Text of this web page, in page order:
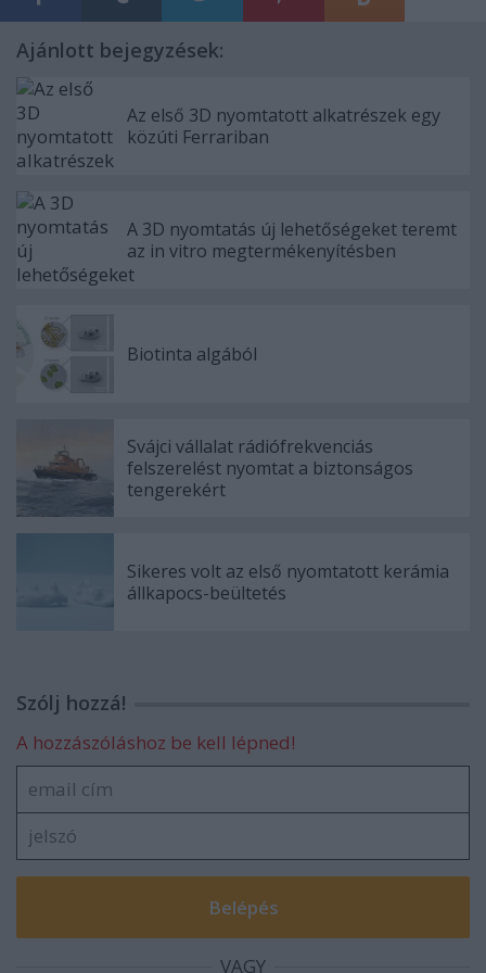
Ajánlott bejegyzések:
Az első 3D nyomtatott alkatrészek egy
közúti Ferrariban
A 3D nyomtatás új lehetőségeket teremt
az in vitro megtermékenyítésben
Biotinta algából
Svájci vállalat rádiófrekvenciás
felszerelést nyomtat a biztonságos
tengerekért
Sikeres volt az első nyomtatott kerámia
állkapocs-beültetés
Szólj hozzá!
A hozzászóláshoz be kell lépned!
VAGY